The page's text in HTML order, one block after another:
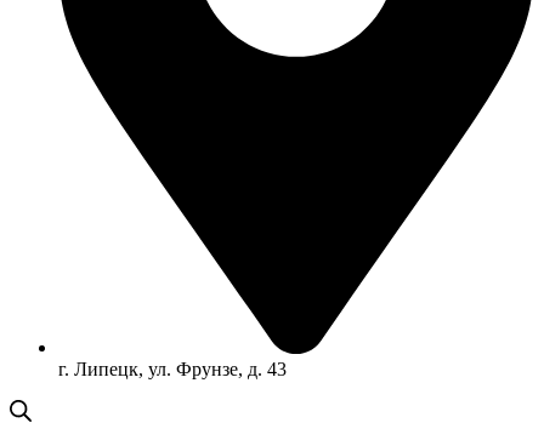
г. Липецк, ул. Фрунзе, д. 43